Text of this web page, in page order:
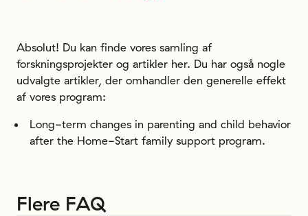
Absolut! Du kan finde vores samling af
forskningsprojekter og artikler her. Du har også nogle
udvalgte artikler, der omhandler den generelle effekt
af vores program:
Long-term changes in parenting and child behavior
after the Home-Start family support program.
Flere FAQ